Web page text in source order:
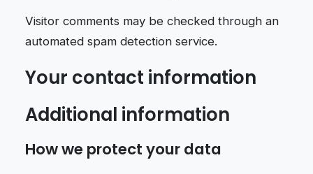
Visitor comments may be checked through an
automated spam detection service.
Your contact information
Additional information
How we protect your data